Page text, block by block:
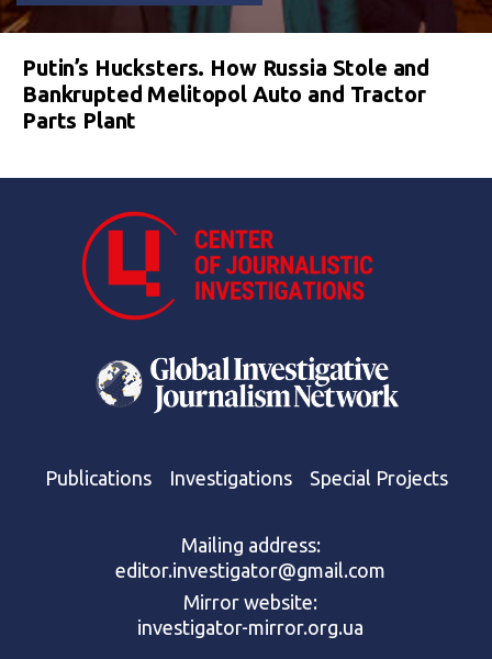
Putin’s Hucksters. How Russia Stole and
Bankrupted Melitopol Auto and Tractor
Parts Plant
Publications Investigations Special Projects
Mailing address:
editor.investigator@gmail.com
Mirror website:
investigator-mirror.org.ua